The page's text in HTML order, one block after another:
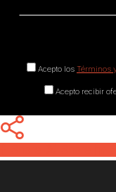
Acepto los Términos
Acepto recibir